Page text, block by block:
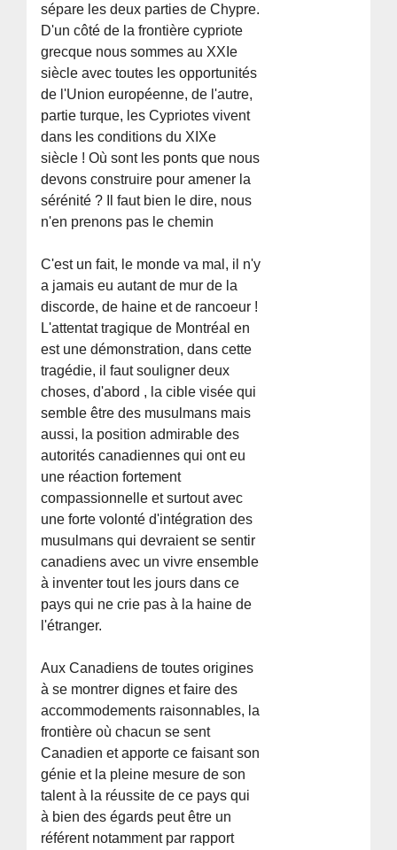
sépare les deux parties de Chypre.
D'un côté de la frontière cypriote
grecque nous sommes au XXIe
siècle avec toutes les opportunités
de l'Union européenne, de l'autre,
partie turque, les Cypriotes vivent
dans les conditions du XIXe
siècle ! Où sont les ponts que nous
devons construire pour amener la
sérénité ? Il faut bien le dire, nous
n'en prenons pas le chemin
C'est un fait, le monde va mal, il n'y
a jamais eu autant de mur de la
discorde, de haine et de rancoeur !
L'attentat tragique de Montréal en
est une démonstration, dans cette
tragédie, il faut souligner deux
choses, d'abord , la cible visée qui
semble être des musulmans mais
aussi, la position admirable des
autorités canadiennes qui ont eu
une réaction fortement
compassionnelle et surtout avec
une forte volonté d'intégration des
musulmans qui devraient se sentir
canadiens avec un vivre ensemble
à inventer tout les jours dans ce
pays qui ne crie pas à la haine de
l'étranger.
Aux Canadiens de toutes origines
à se montrer dignes et faire des
accommodements raisonnables, la
frontière où chacun se sent
Canadien et apporte ce faisant son
génie et la pleine mesure de son
talent à la réussite de ce pays qui
à bien des égards peut être un
référent notamment par rapport